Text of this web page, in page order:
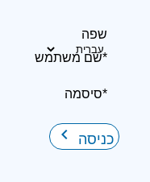
שפה
*שם משתמש
*סיסמה
כניסה keyboard_arrow_right